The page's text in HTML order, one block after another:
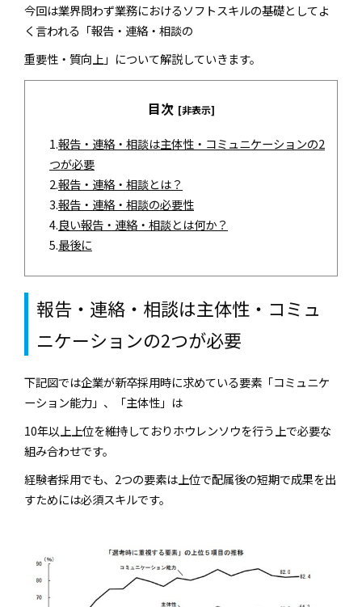
今回は業界問わず業務におけるソフトスキルの基礎としてよ
く言われる「報告・連絡・相談の
重要性・質向上」について解説していきます。
目次 [非表示]
1.報告・連絡・相談は主体性・コミュニケーションの2
つが必要
2.報告・連絡・相談とは？
3.報告・連絡・相談の必要性
4.良い報告・連絡・相談とは何か？
5.最後に
報告・連絡・相談は主体性・コミュ
ニケーションの2つが必要
下記図では企業が新卒採用時に求めている要素「コミュニケ
ーション能力」、「主体性」は
10年以上上位を維持しておりホウレンソウを行う上で必要な
組み合わせです。
経験者採用でも、2つの要素は上位で配属後の短期で成果を出
すためには必須スキルです。